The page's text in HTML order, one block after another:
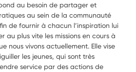
au besoin de partager et
au sein de la communauté
de fournir à chacun l’inspiration lui
au plus vite les missions en cours à
nous vivons actuellement. Elle vise
les jeunes, qui sont très
service par des actions de